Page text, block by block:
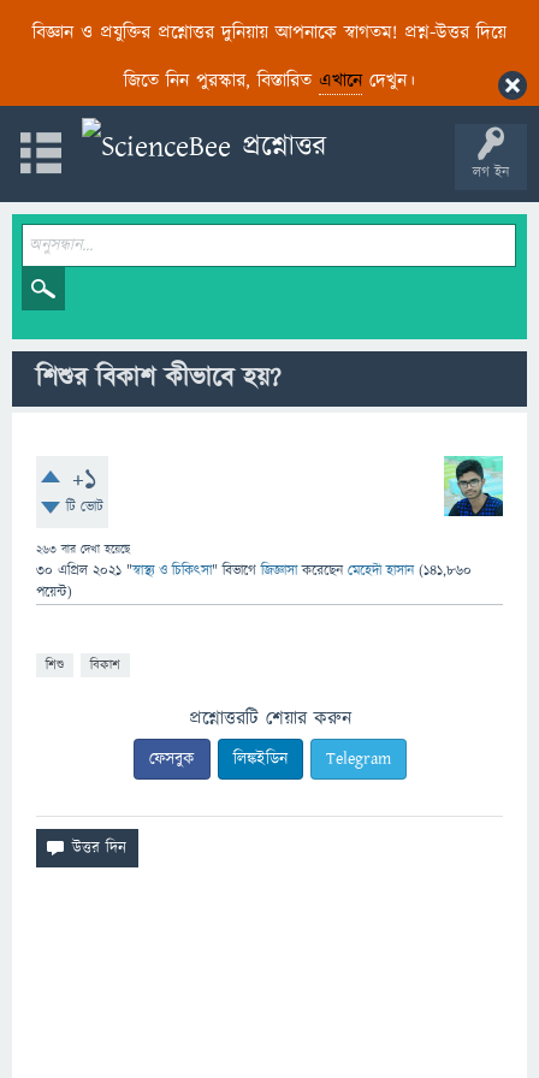
বিজ্ঞান ও প্রযুক্তির প্রশ্নোত্তর দুনিয়ায় আপনাকে স্বাগতম! প্রশ্ন-উত্তর দিয়ে
জিতে নিন পুরস্কার, বিস্তারিত এখানেদেখুন।
লগ ইন
শিশুর বিকাশ কীভাবে হয়?
+1
টি ভোট
263 বার দেখা হয়েছে
30 এপ্রিল 2021 "স্বাস্থ্য ও চিকিৎসা" বিভাগে জিজ্ঞাসাকরেছেনমেহেদী হাসান (141,860
পয়েন্ট)
শিশু বিকাশ
প্রশ্নোত্তরটি শেয়ার করুন
ফেসবুক লিঙ্কইডিন Telegram